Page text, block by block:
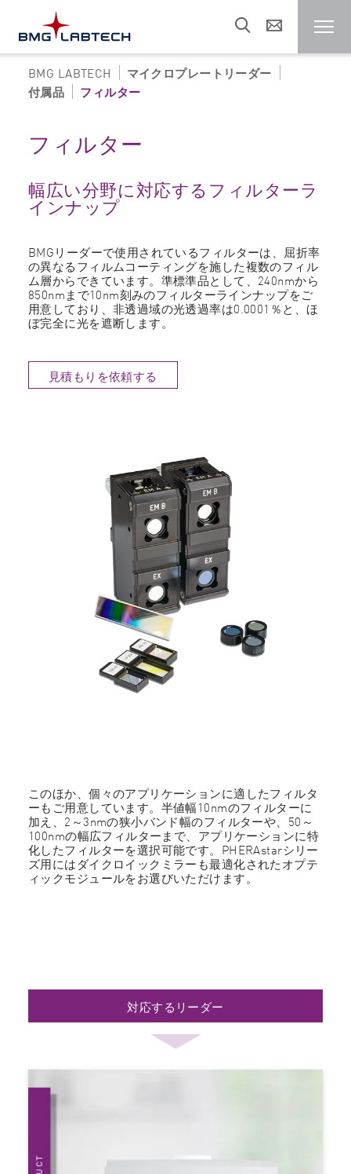
マイクロプレートリーダー
パートナー
研究分野
セールス & サポート
BMG LABTECH
マイクロプレートリーダー
付属品
フィルター
フィルター
幅広い分野に対応するフィルターラ
インナップ
BMGリーダーで使用されているフィルターは、屈折率
の異なるフィルムコーティングを施した複数のフィル
ム層からできています。準標準品として、240nmから
850nmまで10nm刻みのフィルターラインナップをご
用意しており、非透過域の光透過率は0.0001％と、ほ
ぼ完全に光を遮断します。
見積もりを依頼する
このほか、個々のアプリケーションに適したフィルタ
ーもご用意しています。半値幅10nmのフィルターに
加え、2～3nmの狭小バンド幅のフィルターや、50～
100nmの幅広フィルターまで、アプリケーションに特
化したフィルターを選択可能です。PHERAstarシリー
ズ用にはダイクロイックミラーも最適化されたオプテ
ィックモジュールをお選びいただけます。
対応するリーダー